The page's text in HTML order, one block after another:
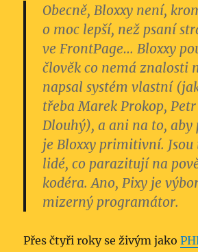
Obecně, Bloxxy není,
o moc lepší, než psaní
ve FrontPage…Bloxxy
člověk co nemá znalosti
napsal systém vlastní
třeba Marek Prokop,
Dlouhý),a ani na to, aby
je Bloxxy primitivní.
lidé, co parazitují na
kodéra. Ano, Pixy je
mizerný programátor.
Přes čtyři roky se živým jako